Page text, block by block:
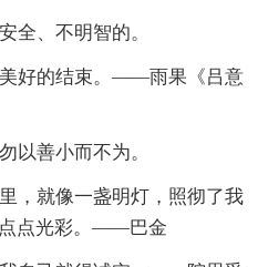
全、不明智的。
好的结束。——雨果《吕意
以善小而不为。
，就像一盏明灯，照彻了我
点点光彩。——巴金